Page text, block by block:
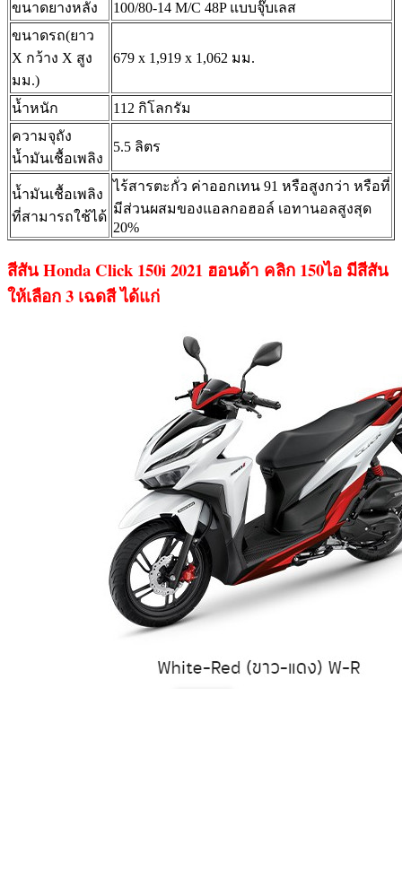
ขนาดยางหลัง
100/80-14 M/C 48P แบบจุ๊บเลส
ขนาดรถ(ยาว
X กว้าง X สูง
มม.)
679 x 1,919 x 1,062 มม.
น้ำหนัก
112 กิโลกรัม
ความจุถัง
น้ำมันเชื้อเพลิง
5.5 ลิตร
น้ำมันเชื้อเพลิง
ที่สามารถใช้ได้
ไร้สารตะกั่ว ค่าออกเทน 91 หรือสูงกว่า หรือที่
มีส่วนผสมของแอลกอฮอล์ เอทานอลสูงสุด
20%
สีสัน Honda Click 150i2021 ฮอนด้า คลิก 150ไอ มีสีสัน
ให้เลือก 3 เฉดสี ได้แก่